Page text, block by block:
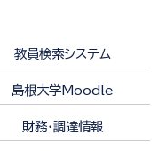
教員検索システム
島根大学Moodle
財務・調達情報